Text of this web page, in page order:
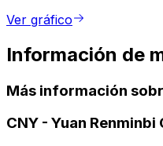
Ver gráfico
Información de
Más información
CNY - Yuan Renminbi